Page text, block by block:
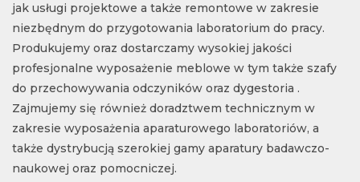
jak usługi projektowe a także remontowe w zakresie
niezbędnym do przygotowania laboratorium do pracy.
Produkujemy oraz dostarczamy wysokiej jakości
profesjonalne wyposażenie meblowe w tym także szafy
do przechowywania odczyników oraz dygestoria .
Zajmujemy się również doradztwem technicznym w
zakresie wyposażenia aparaturowego laboratoriów, a
także dystrybucją szerokiej gamy aparatury badawczo-
naukowej oraz pomocniczej.